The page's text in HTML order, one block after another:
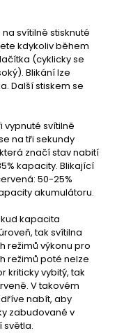
svítilně stisknuté
kdykoliv během
(cyklicky se
Blikání lze
Další stiskem se
vypnuté svítilně
na tři sekundy
značí stav nabití
kapacity. Blikající
50-25%
akumulátoru.
kapacita
tak svítilna
režimů výkonu pro
režimů poté nelze
kriticky vybitý, tak
V takovém
nabít, aby
zabudované v
světla.